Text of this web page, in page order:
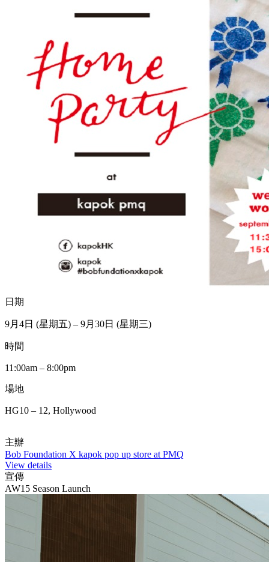
日期
9月4日 (星期五) – 9月30日 (星期三)
時間
11:00am – 8:00pm
場地
HG10 – 12, Hollywood
主辦
Bob Foundation X kapok pop up store at PMQ
View details
宣傳
AW15 Season Launch